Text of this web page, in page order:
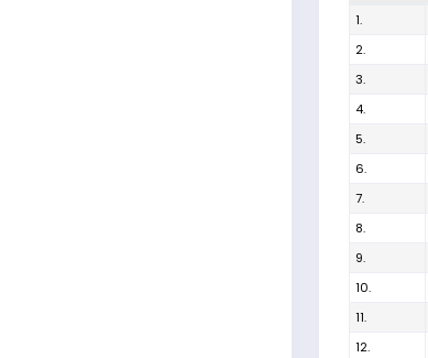
1.
2.
3.
4.
5.
6.
7.
8.
9.
10.
11.
12.